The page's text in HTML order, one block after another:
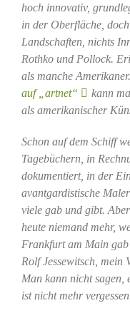
hoch innovativ,
in der Oberfläche,
Landschaften, nichts
Rothko und Pollock.
als manche
auf „artnet“
kann
als amerikanischer
Schon auf dem Schiff
Tagebüchern, in
dokumentiert, in der
avantgardistische
viele gab und gibt.
heute niemand mehr,
Frankfurt am Main gab
Rolf Jessewitsch, mein
Man kann nicht sagen,
ist nicht mehr